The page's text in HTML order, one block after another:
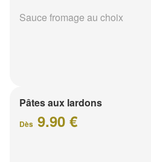
Sauce fromage au choix
Pâtes aux lardons
Dès 9.90 €